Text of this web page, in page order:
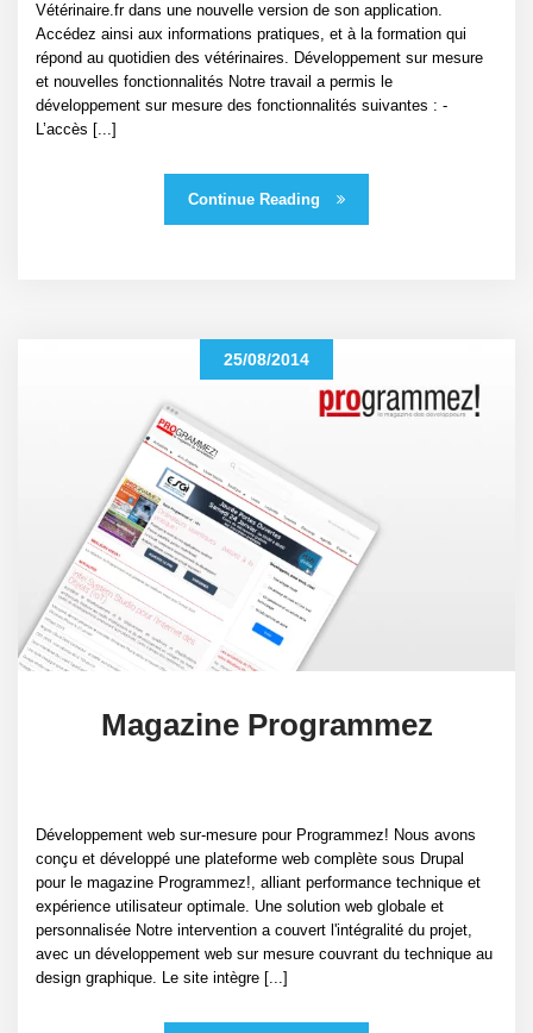
Vétérinaire.fr dans une nouvelle version de son application.
Accédez ainsi aux informations pratiques, et à la formation qui
répond au quotidien des vétérinaires. Développement sur mesure
et nouvelles fonctionnalités Notre travail a permis le
développement sur mesure des fonctionnalités suivantes : -
L’accès [...]
Continue Reading
25/08/2014
Magazine Programmez
Développement web sur-mesure pour Programmez! Nous avons
conçu et développé une plateforme web complète sous Drupal
pour le magazine Programmez!, alliant performance technique et
expérience utilisateur optimale. Une solution web globale et
personnalisée Notre intervention a couvert l'intégralité du projet,
avec un développement web sur mesure couvrant du technique au
design graphique. Le site intègre [...]